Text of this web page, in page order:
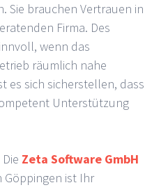
Sie brauchen Vertrauen in
Firma. Des
wenn das
räumlich nahe
es sich sicherstellen, dass
Unterstützung
Zeta Software GmbH
Göppingen ist Ihr